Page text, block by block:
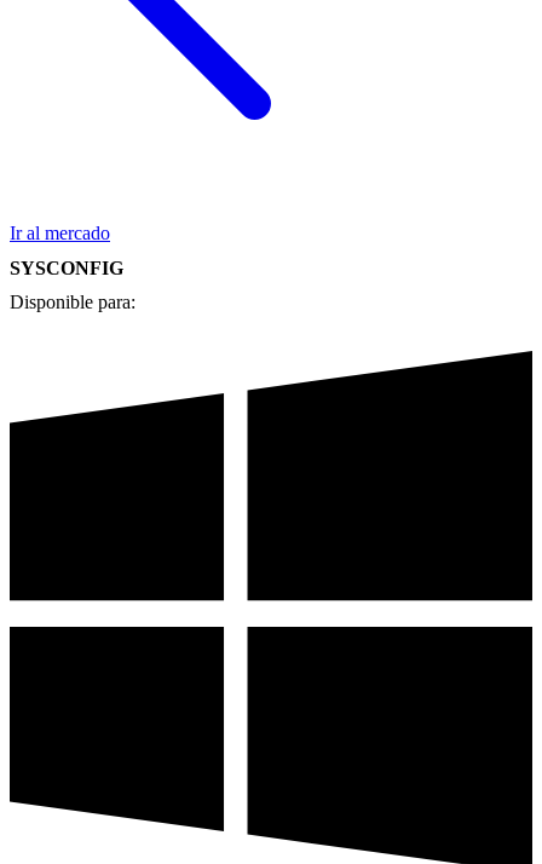
Ir al mercado
SYSCONFIG
Disponible para: